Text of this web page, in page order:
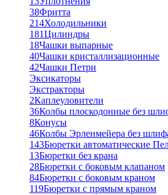
38Фритта
214Холодильники
181Цилиндры
18Чашки выпарные
40Чашки кристаллизационные
42Чашки Петри
Эксикаторы
Экстракторы
2Каплеуловители
36Колбы плоскодонные без
8Конусы
46Колбы Эрленмейера без
143Бюретки автоматические
13Бюретки без крана
28Бюретки с боковым клапаном
84Бюретки с боковым краном
119Бюретки с прямым краном